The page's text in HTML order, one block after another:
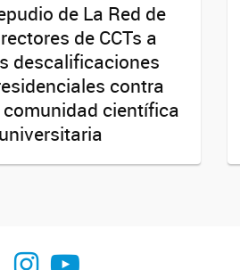
de La Red de
de CCTs a
descalificaciones
contra
comunidad científica
instagram
Youtube